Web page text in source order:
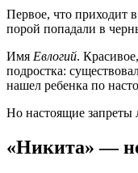
Первое, что приходит
порой попадали в
Имя Евлогий.
подростка:
нашел ребенка по
Но настоящие запреты
«Никита» —